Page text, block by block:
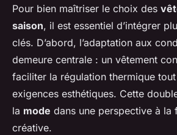
Pour bien maîtriser le choix des
saison, il est essentiel d’intégrer
clés. D’abord, l’adaptation aux
demeure centrale : un vêtement
faciliter la régulation thermique
exigences esthétiques. Cette
la mode dans une perspective à la
créative.